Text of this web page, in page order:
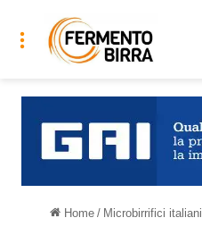
Menu
Home / Microbirrifici italiani